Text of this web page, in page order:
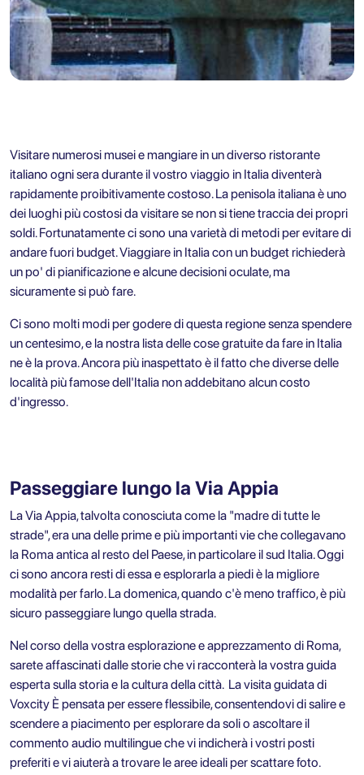
Visitare numerosi musei e mangiare in un diverso ristorante
italiano ogni sera durante il vostro viaggio in Italia diventerà
rapidamente proibitivamente costoso. La penisola italiana è uno
dei luoghi più costosi da visitare se non si tiene traccia dei propri
soldi. Fortunatamente ci sono una varietà di metodi per evitare di
andare fuori budget. Viaggiare in Italia con un budget richiederà
un po' di pianificazione e alcune decisioni oculate, ma
sicuramente si può fare.
Ci sono molti modi per godere di questa regione senza spendere
un centesimo, e la nostra lista delle cose gratuite da fare in Italia
ne è la prova. Ancora più inaspettato è il fatto che diverse delle
località più famose dell'Italia non addebitano alcun costo
d'ingresso.
Passeggiare lungo la Via Appia
La Via Appia, talvolta conosciuta come la "madre di tutte le
strade", era una delle prime e più importanti vie che collegavano
la Roma antica al resto del Paese, in particolare il sud Italia. Oggi
ci sono ancora resti di essa e esplorarla a piedi è la migliore
modalità per farlo. La domenica, quando c'è meno traffico, è più
sicuro passeggiare lungo quella strada.
Nel corso della vostra esplorazione e apprezzamento di Roma,
sarete affascinati dalle storie che vi racconterà la vostra guida
esperta sulla storia e la cultura della città. La visita guidata di
Voxcity È pensata per essere flessibile, consentendovi di salire e
scendere a piacimento per esplorare da soli o ascoltare il
commento audio multilingue che vi indicherà i vostri posti
preferiti e vi aiuterà a trovare le aree ideali per scattare foto.